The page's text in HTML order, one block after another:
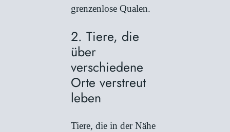
grenzenlose Qualen.
2. Tiere, die
über
verschiedene
Orte verstreut
leben
Tiere, die in der Nähe